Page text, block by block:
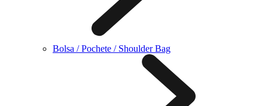
Bolsa / Pochete / Shoulder Bag